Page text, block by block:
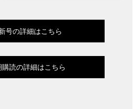
号の詳細はこちら
購読の詳細はこちら